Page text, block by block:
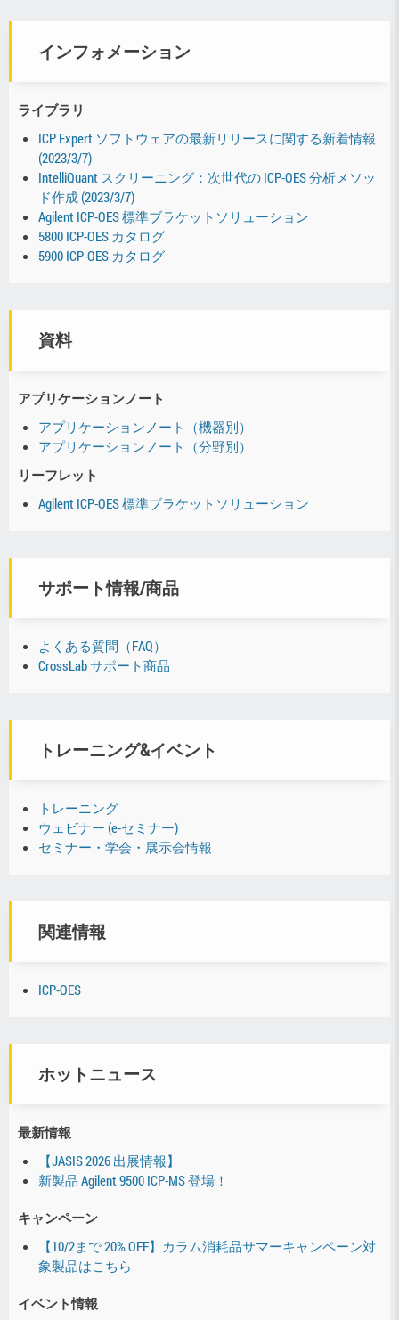
インフォメーション
ライブラリ
ICP Expert ソフトウェアの最新リリースに関する新着情報
(2023/3/7)
IntelliQuant スクリーニング：次世代の ICP-OES 分析メソッ
ド作成 (2023/3/7)
Agilent ICP-OES 標準ブラケットソリューション
5800 ICP-OES カタログ
5900 ICP-OES カタログ
資料
アプリケーションノート
アプリケーションノート（機器別）
アプリケーションノート（分野別）
リーフレット
Agilent ICP-OES 標準ブラケットソリューション
サポート情報/商品
よくある質問（FAQ）
CrossLab サポート商品
トレーニング&イベント
トレーニング
ウェビナー (e-セミナー)
セミナー・学会・展示会情報
関連情報
ICP-OES
ホットニュース
最新情報
【JASIS 2026 出展情報】
新製品 Agilent 9500 ICP-MS 登場！
キャンペーン
【10/2まで 20% OFF】カラム消耗品サマーキャンペーン対
象製品はこちら
イベント情報